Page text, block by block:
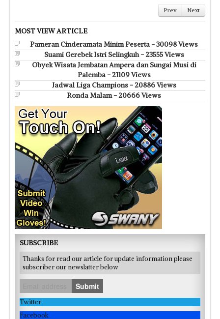
Prev Next
MOST VIEW ARTICLE
Pameran Cinderamata Minim Peserta - 30098 Views
Suami Gerebek Istri Selingkuh - 23555 Views
Obyek Wisata Jembatan Ampera dan Sungai Musi di
Palemba - 21109 Views
Jadwal Liga Champions - 20886 Views
Ronda Malam - 20666 Views
SUBSCRIBE
Thanks for read our article for update information please
subscriber our newslatter below
Submit
Twitter
Facebook